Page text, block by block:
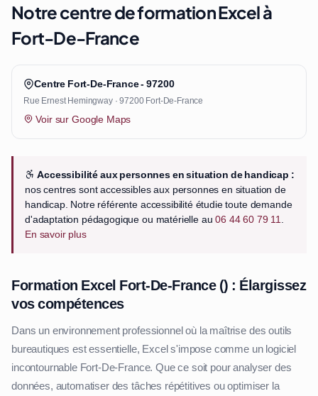
Notre centre de formation Excel à
Fort-De-France
Centre Fort-De-France - 97200
Rue Ernest Hemingway · 97200 Fort-De-France
Voir sur Google Maps
Accessibilité aux personnes en situation de handicap :
nos centres sont accessibles aux personnes en situation de
handicap. Notre référente accessibilité étudie toute demande
d'adaptation pédagogique ou matérielle au06 44 60 79 11.
En savoir plus
Formation Excel Fort-De-France () : Élargissez
vos compétences
Dans un environnement professionnel où la maîtrise des outils
bureautiques est essentielle, Excel s'impose comme un logiciel
incontournable Fort-De-France. Que ce soit pour analyser des
données, automatiser des tâches répétitives ou optimiser la